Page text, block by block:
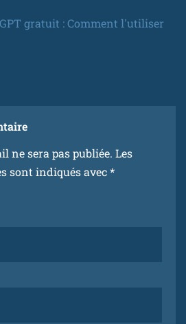
gratuit : Comment l'utiliser
ne sera pas publiée. Les
sont indiqués avec*